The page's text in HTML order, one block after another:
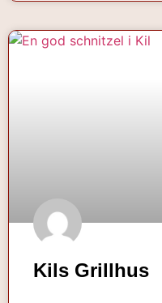
Kils Grillhus